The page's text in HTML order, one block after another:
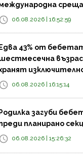
среща
06.08.2026 | 16:52:59
Едва 43% от
06.08.2026 | 16:15:14
Родилка загуби
планирано
06.08.2026 | 15:26:32